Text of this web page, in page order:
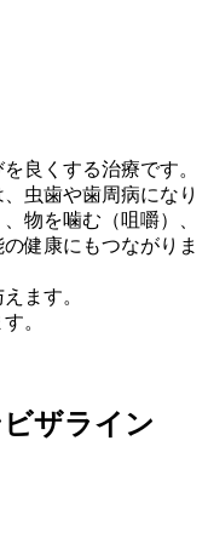
良くする治療です。
虫歯や歯周病になり
物を噛む（咀嚼）、
健康にもつながりま
ます。
。
ザライン